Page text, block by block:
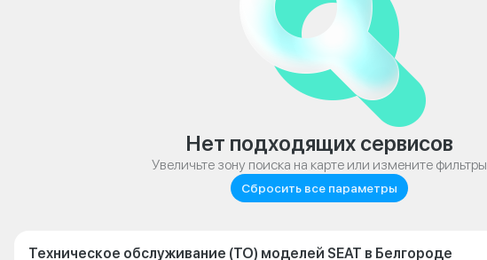
Нет подходящих сервисов
Увеличьте зону поиска на карте или измените фильтры
Сбросить все параметры
Техническое обслуживание (ТО) моделей SEAT в Белгороде